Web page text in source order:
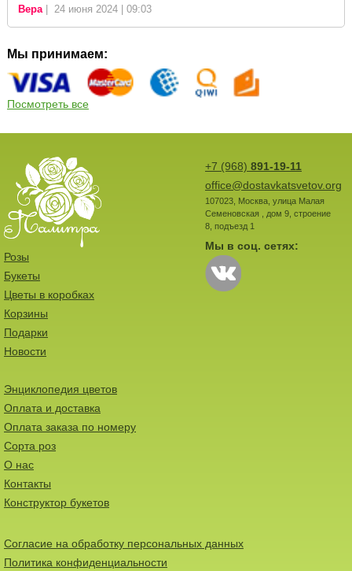
Вера| 24 июня 2024 | 09:03
Мы принимаем:
Посмотреть все
+7 (968) 891-19-11
office@dostavkatsvetov.org
107023, Москва, улица Малая
Семеновская , дом 9, строение
8, подъезд 1
Мы в соц. сетях:
Розы
Букеты
Цветы в коробках
Корзины
Подарки
Новости
Энциклопедия цветов
Оплата и доставка
Оплата заказа по номеру
Сорта роз
О нас
Контакты
Конструктор букетов
Согласие на обработку персональных данных
Политика конфиденциальности